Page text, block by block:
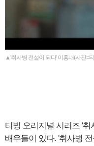
▲'취사병 전설이 되다' 이홍내(사진=
티빙 오리지널 시리즈 '
배우들이 있다. '취사병